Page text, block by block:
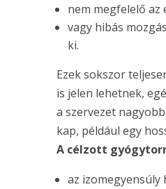
nem megfelelő az
vagy hibás
ki.
Ezek sokszor
is jelen lehetnek,
a szervezet
kap, például egy
A célzott
az izomegyensúly